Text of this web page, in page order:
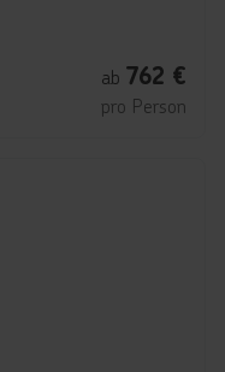
ab 762 €
pro Person